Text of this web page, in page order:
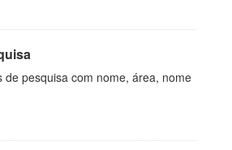
de pesquisa com nome, área, nome